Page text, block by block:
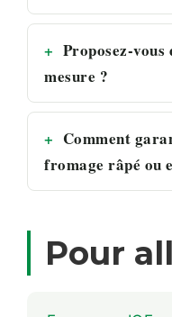
Proposez-
mesure ?
Comment
fromage râpé ou
Pour